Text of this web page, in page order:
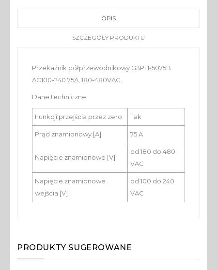
OPIS
SZCZEGÓŁY PRODUKTU
Przekaźnik półprzewodnikowy G3PH-5075B
AC100-240 75A, 180-480VAC.
Dane techniczne:
Funkcji przejścia przez zero Tak
Prąd znamionowy [A] 75 A
Napięcie znamionowe [V]
od 180 do 480
VAC
Napięcie znamionowe
wejścia [V]
od 100 do 240
VAC
PRODUKTY SUGEROWANE